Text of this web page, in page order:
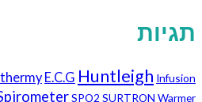
תגיות
E.C.G Huntleigh Infusion
SPO2 SURTRON Warmer